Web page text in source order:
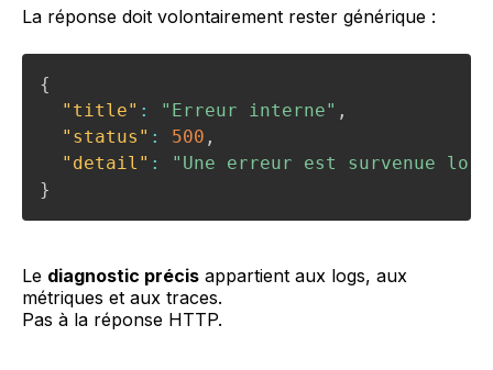
La réponse doit volontairement rester générique :
{
"title" : "Erreur interne" ,
"status" : 500 ,
"detail" :
"Une erreur est survenue
}
Le diagnostic précis appartient aux logs, aux
métriques et aux traces.
Pas à la réponse HTTP.